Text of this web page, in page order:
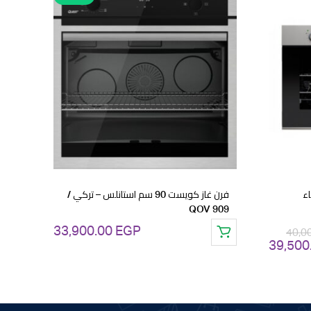
السعر
هو:
فرن غاز كويست 90 سم استانلس – تركي /
QOV 909
33,900.00 EGP